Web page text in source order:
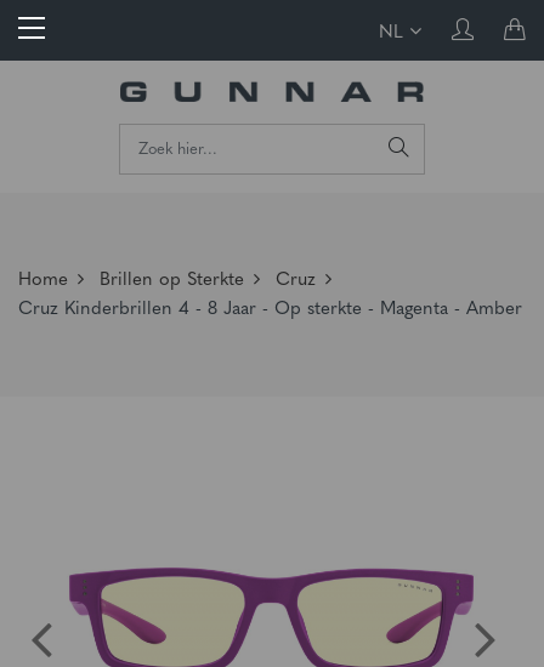
NL
Home Brillen op Sterkte
Cruz
Cruz Kinderbrillen 4 - 8 Jaar - Op sterkte - Magenta - Amber